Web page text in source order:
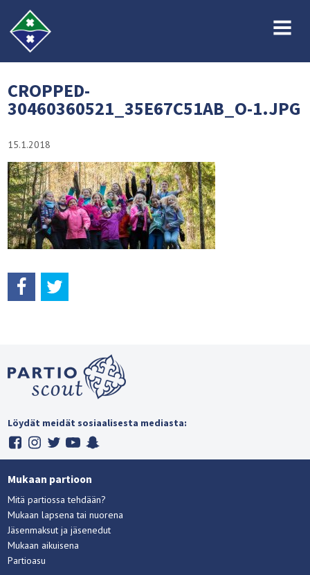
MENU
CROPPED-
30460360521_35E67C51AB_O-1.JPG
15.1.2018
Löydät meidät sosiaalisesta mediasta:
Mukaan partioon
Mitä partiossa tehdään?
Mukaan lapsena tai nuorena
Jäsenmaksut ja jäsenedut
Mukaan aikuisena
Partioasu